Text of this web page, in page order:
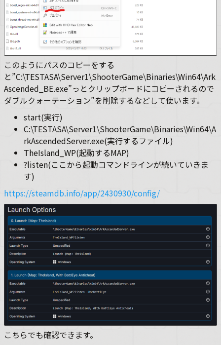
このようにパスのコピーをする
と”C:\TESTASA\Server1\ShooterGame\Binaries\Win64\Ark
Ascended_BE.exe”っとクリップボードにコピーされるので
ダブルクォーテーション”を削除するなどして使います。
start(実行)
C:\TESTASA\Server1\ShooterGame\Binaries\Win64\A
rkAscendedServer.exe(実行するファイル)
TheIsland_WP(起動するMAP)
?listen(ここから起動コマンドラインが続いていきま
す)
https://steamdb.info/app/2430930/config/
こちらでも確認できます。